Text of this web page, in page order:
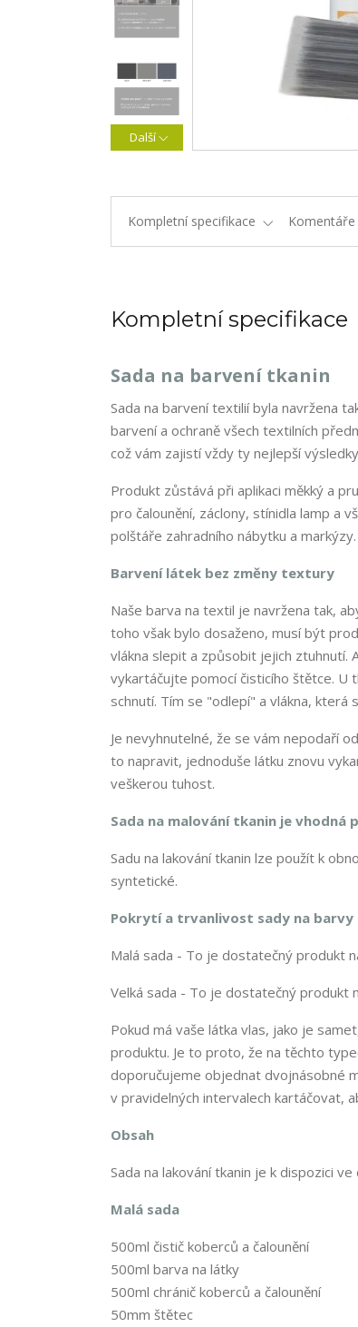
Další
Kompletní specifikace Komentáře
Kompletní specifikace
Sada na barvení tkanin
Sada na barvení textilií byla navržena
barvení a ochraně všech textilních
což vám zajistí vždy ty nejlepší
Produkt zůstává při aplikaci měkký a
pro čalounění, záclony, stínidla lamp a
polštáře zahradního nábytku a markýzy.
Barvení látek bez změny textury
Naše barva na textil je navržena tak,
toho však bylo dosaženo, musí být
vlákna slepit a způsobit jejich ztuhnutí.
vykartáčujte pomocí čisticího štětce. U
schnutí. Tím se "odlepí" a vlákna, která
Je nevyhnutelné, že se vám nepodaří
to napravit, jednoduše látku znovu
veškerou tuhost.
Sada na malování tkanin je vhodná
Sadu na lakování tkanin lze použít k
syntetické.
Pokrytí a trvanlivost sady na barvy
Malá sada - To je dostatečný produkt
Velká sada - To je dostatečný produkt
Pokud má vaše látka vlas, jako je
produktu. Je to proto, že na těchto
doporučujeme objednat dvojnásobné
v pravidelných intervalech kartáčovat,
Obsah
Sada na lakování tkanin je k dispozici
Malá sada
500ml čistič koberců a čalounění
500ml barva na látky
500ml chránič koberců a čalounění
50mm štětec